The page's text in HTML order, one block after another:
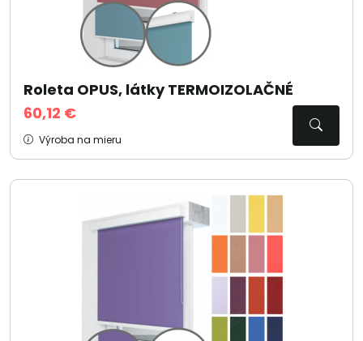
Roleta OPUS, látky TERMOIZOLAČNÉ
60,12 €
Výroba na mieru